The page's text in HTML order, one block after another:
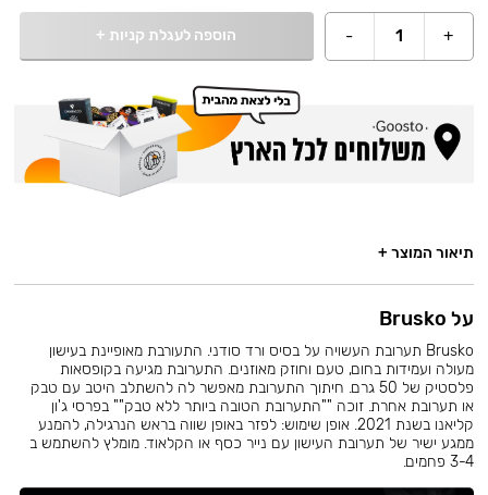
+
1
- הוספה לעגלת קניות +
תיאור המוצר +
על Brusko
Brusko תערובת העשויה על בסיס ורד סודני. התעורבת מאופיינת בעישון
מעולה ועמידות בחום, טעם וחוזק מאוזנים. התערובת מגיעה בקופסאות
פלסטיק של 50 גרם. חיתוך התערובת מאפשר לה להשתלב היטב עם טבק
או תערובת אחרת. זוכה ""התערובת הטובה ביותר ללא טבק"" בפרסי ג'ון
קליאנו בשנת 2021. אופן שימוש: לפזר באופן שווה בראש הנרגילה, להמנע
ממגע ישיר של תערובת העישון עם נייר כסף או הקלאוד. מומלץ להשתמש ב
3-4 פחמים.